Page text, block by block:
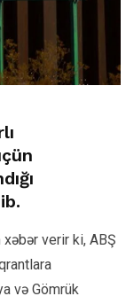
verir ki, ABŞ
və Gömrük